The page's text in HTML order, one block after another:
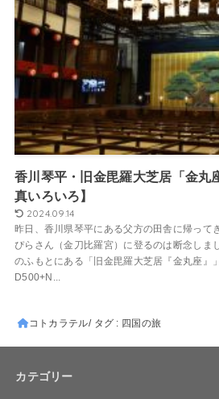
香川琴平・旧金毘羅大芝居「金丸
真いろいろ】
2024.09.14
昨日、香川県琴平にある父方の田舎に帰って
ぴらさん（金刀比羅宮）に登るのは断念しま
のふもとにある「旧金毘羅大芝居『金丸座』
D500+N...
コトカラテル タグ : 四国の旅
カテゴリー